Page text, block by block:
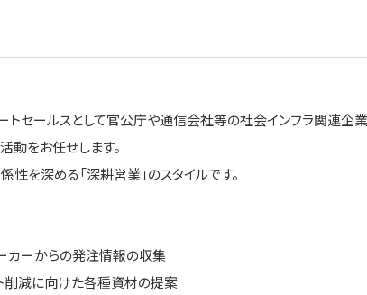
トセールスとして官公庁や通信会社等の社会インフラ関連企
動をお任せします。
を深める「深耕営業」のスタイルです。
カーからの発注情報の収集
削減に向けた各種資材の提案